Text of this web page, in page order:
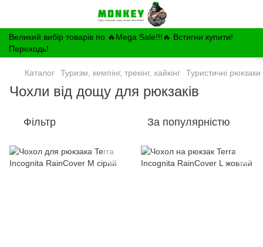
Великий вибір товарів по 🔥Mega Sale!!!🔥 Встигни купити!
Переходь!
Каталог Туризм, кемпінг, трекінг, хайкінг Туристичні
Чохли від дощу для рюкзаків
Фільтр За популярністю